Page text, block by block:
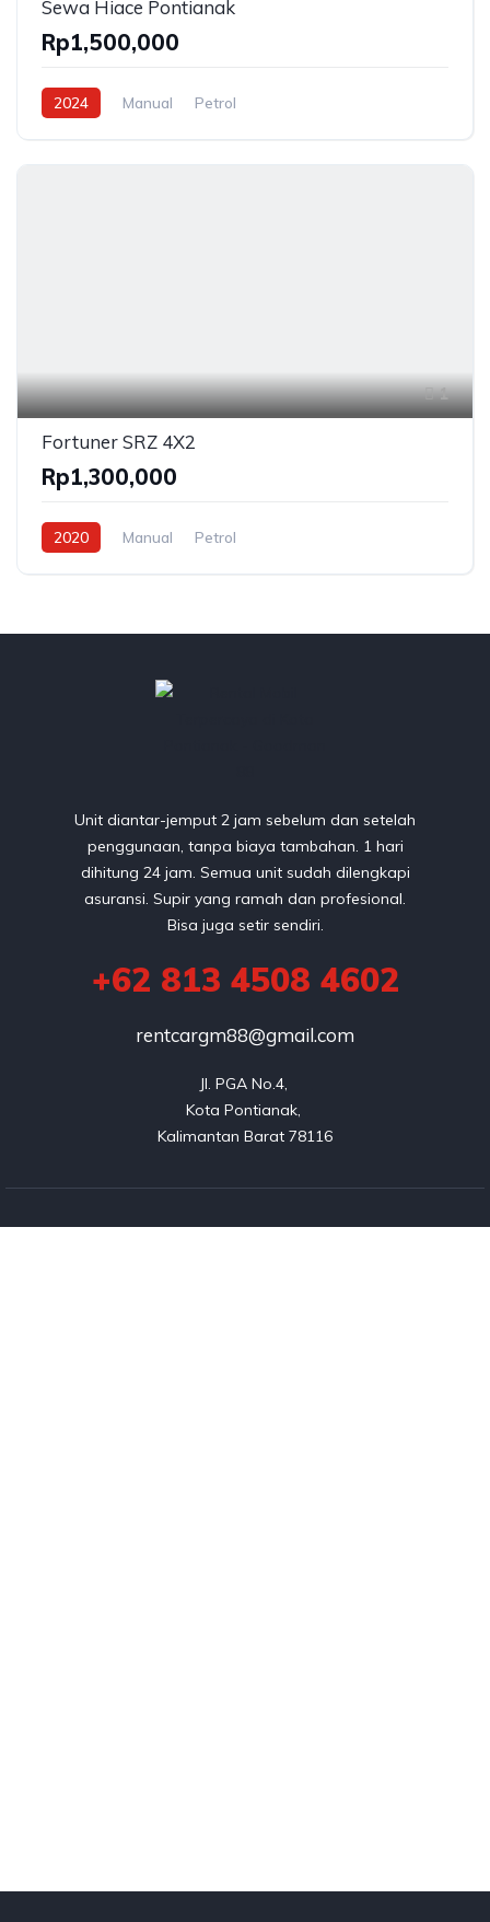
Sewa Hiace Pontianak
Rp1,500,000
2024 Manual Petrol
1
Fortuner SRZ 4X2
Rp1,300,000
2020 Manual Petrol
Unit diantar-jemput 2 jam sebelum dan setelah
penggunaan, tanpa biaya tambahan. 1 hari
dihitung 24 jam. Semua unit sudah dilengkapi
asuransi. Supir yang ramah dan profesional.
Bisa juga setir sendiri.
+62 813 4508 4602
rentcargm88@gmail.com
Jl. PGA No.4,
Kota Pontianak,
Kalimantan Barat 78116